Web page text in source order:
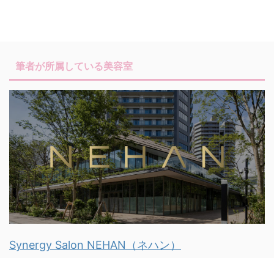
筆者が所属している美容室
Synergy Salon NEHAN（ネハン）